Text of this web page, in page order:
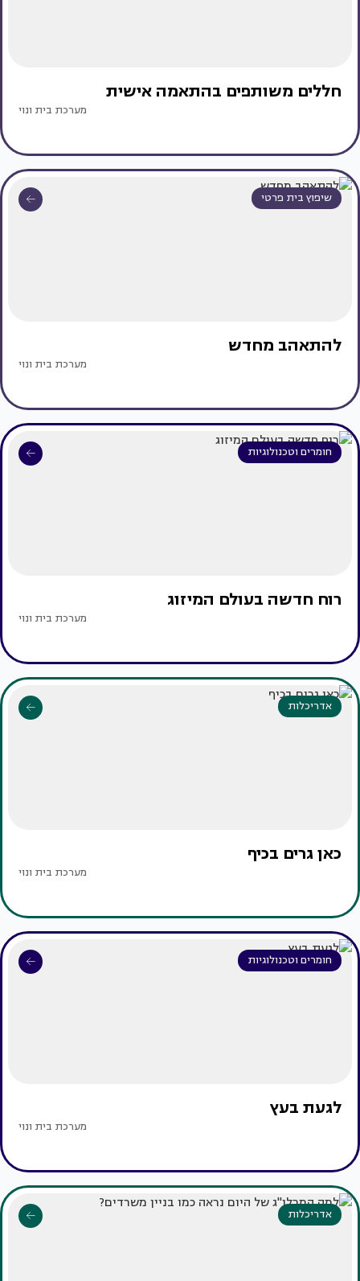
חללים משותפים בהתאמה אישית
מערכת בית ונוי
שיפוץ בית פרטי
להתאהב מחדש
מערכת בית ונוי
חומרים וטכנולוגיות
רוח חדשה בעולם המיזוג
מערכת בית ונוי
אדריכלות
כאן גרים בכיף
מערכת בית ונוי
חומרים וטכנולוגיות
לגעת בעץ
מערכת בית ונוי
אדריכלות